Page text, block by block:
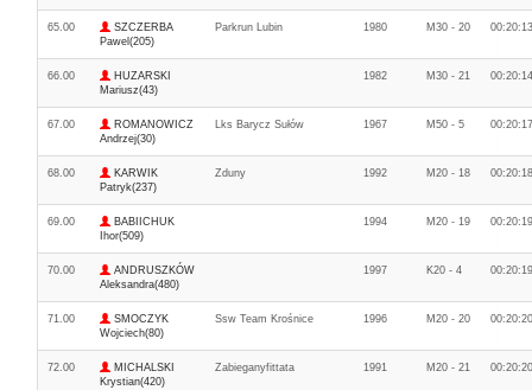
65.00
SZCZERBA
Pawel(205)
Parkrun Lubin 1980 M30 - 20 00:20:13
66.00
HUZARSKI
Mariusz(43)
1982 M30 - 21 00:20:14
67.00
ROMANOWICZ
Andrzej(30)
Lks Barycz Sułów 1967 M50 - 5 00:20:17
68.00
KARWIK
Patryk(237)
Zduny 1992 M20 - 18 00:20:18
69.00
BABIICHUK
Ihor(509)
1994 M20 - 19 00:20:19
70.00
ANDRUSZKÓW
Aleksandra(480)
1997 K20 - 4 00:20:19
71.00
SMOCZYK
Wojciech(80)
Ssw Team Krośnice 1996 M20 - 20 00:20:20
72.00
MICHALSKI
Krystian(420)
Zabieganyfittata 1991 M20 - 21 00:20:20